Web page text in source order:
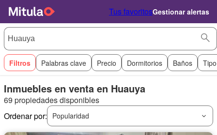
Tus favoritosGestionar alertas
Filtros Palabras clave Precio Dormitorios Baños
Inmuebles en venta en Huauya
69 propiedades disponibles
Ordenar por:
Popularidad